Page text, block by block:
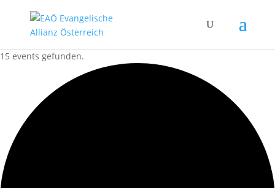
15 events gefunden.